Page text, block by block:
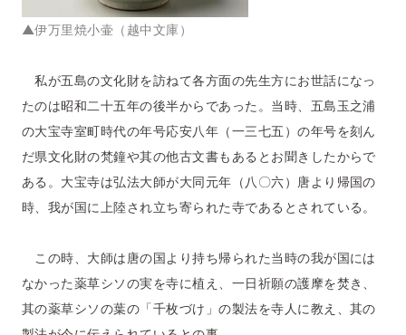
▲伊万里焼小壷（越中文庫）
私が五島の文化財を訪ねて各方面の先生方にお世話になっ
たのは昭和二十五年の後半からであった。当時、五島玉之浦
の大宝寺室町時代の年号応安八年（一三七五）の年号を刻ん
だ県文化財の梵鐘や其の他古文書もあるとお聞きしたからで
ある。大宝寺は弘法大師が大同元年（八〇六）唐より帰国の
時、我が国に上陸され立ち寄られた寺であるとされている。
この時、大師は唐の国より持ち帰られた当時の我が国には
なかった薬草シソの実を寺に植え、一日祈願の護摩を焚き、
其の薬草シソの葉の「千枚づけ」の製法を寺人に教え、其の